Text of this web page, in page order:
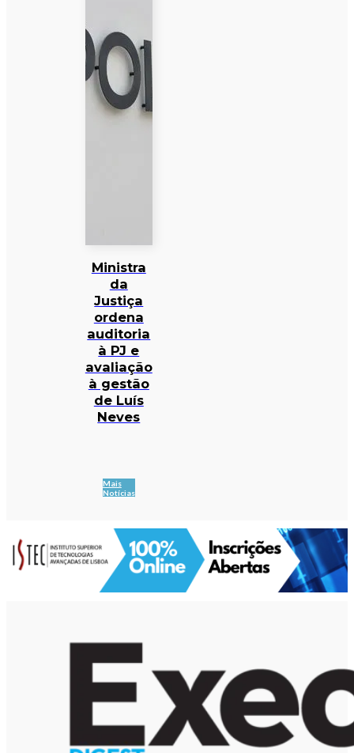
Ministra
da
Justiça
ordena
auditoria
à PJ e
avaliação
à gestão
de Luís
Neves
Mais
Notícias